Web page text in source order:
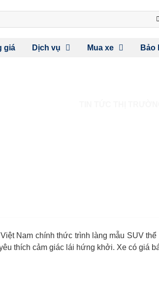
giá Dịch vụ Mua xe Bảo
Nam chính thức trình làng mẫu SUV thể
thích cảm giác lái hứng khởi. Xe có giá